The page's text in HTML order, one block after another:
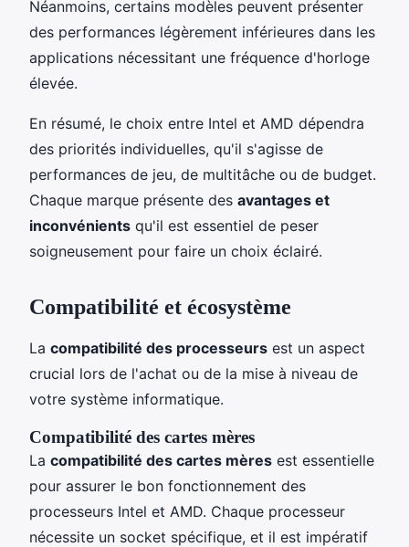
Néanmoins, certains modèles peuvent présenter
des performances légèrement inférieures dans les
applications nécessitant une fréquence d'horloge
élevée.
En résumé, le choix entre Intel et AMD dépendra
des priorités individuelles, qu'il s'agisse de
performances de jeu, de multitâche ou de budget.
Chaque marque présente des avantages et
inconvénients qu'il est essentiel de peser
soigneusement pour faire un choix éclairé.
Compatibilité et écosystème
La compatibilité des processeurs est un aspect
crucial lors de l'achat ou de la mise à niveau de
votre système informatique.
Compatibilité des cartes mères
La compatibilité des cartes mères est essentielle
pour assurer le bon fonctionnement des
processeurs Intel et AMD. Chaque processeur
nécessite un socket spécifique, et il est impératif